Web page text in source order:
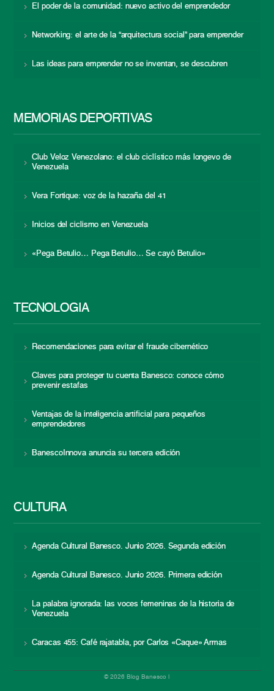
El poder de la comunidad: nuevo activo del emprendedor
Networking: el arte de la “arquitectura social” para emprender
Las ideas para emprender no se inventan, se descubren
MEMORIAS DEPORTIVAS
Club Veloz Venezolano: el club ciclístico más longevo de
Venezuela
Vera Fortique: voz de la hazaña del 41
Inicios del ciclismo en Venezuela
«Pega Betulio… Pega Betulio… Se cayó Betulio»
TECNOLOGÍA
Recomendaciones para evitar el fraude cibernético
Claves para proteger tu cuenta Banesco: conoce cómo
prevenir estafas
Ventajas de la inteligencia artificial para pequeños
emprendedores
BanescoInnova anuncia su tercera edición
CULTURA
Agenda Cultural Banesco. Junio 2026. Segunda edición
Agenda Cultural Banesco. Junio 2026. Primera edición
La palabra ignorada: las voces femeninas de la historia de
Venezuela
Caracas 455: Café rajatabla, por Carlos «Caque» Armas
© 2026 Blog Banesco |